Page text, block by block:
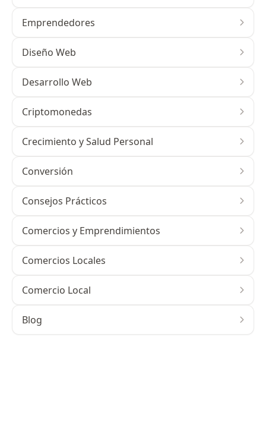
Emprendedores
Diseño Web
Desarrollo Web
Criptomonedas
Crecimiento y Salud Personal
Conversión
Consejos Prácticos
Comercios y Emprendimientos
Comercios Locales
Comercio Local
Blog